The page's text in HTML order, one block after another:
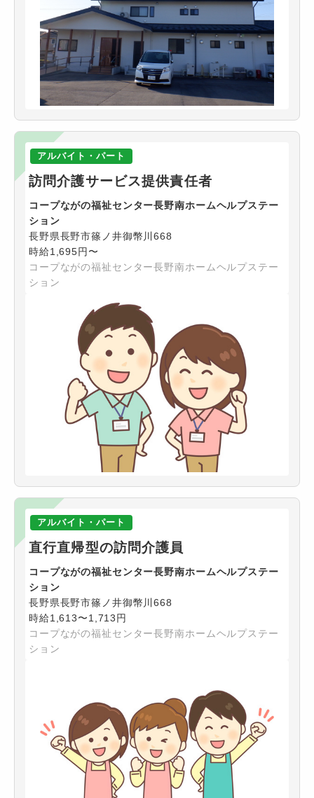
アルバイト・パート
訪問介護サービス提供責任者
コープながの福祉センター長野南ホームヘルプステー
ション
長野県長野市篠ノ井御幣川668
時給1,695円〜
コープながの福祉センター長野南ホームヘルプステー
ション
アルバイト・パート
直行直帰型の訪問介護員
コープながの福祉センター長野南ホームヘルプステー
ション
長野県長野市篠ノ井御幣川668
時給1,613〜1,713円
コープながの福祉センター長野南ホームヘルプステー
ション